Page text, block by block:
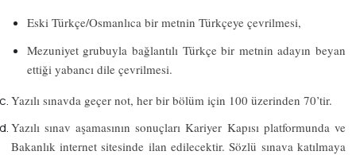
Eski Türkçe/Osmanlıca bir metnin Türkçeye çevrilmesi,
Mezuniyet grubuyla bağlantılı Türkçe bir metnin adayın beyan
ettiği yabancı dile çevrilmesi.
Yazılı sınavda geçer not, her bir bölüm için 100 üzerinden 70’tir.
Yazılı sınav aşamasının sonuçları Kariyer Kapısı platformunda ve
Bakanlık internet sitesinde ilan edilecektir. Sözlü sınava katılmaya